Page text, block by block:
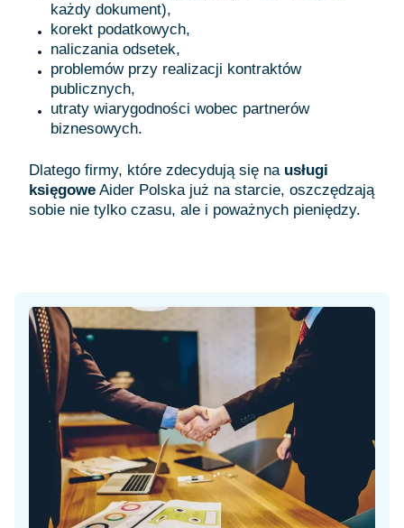
każdy dokument),
korekt podatkowych,
naliczania odsetek,
problemów przy realizacji kontraktów
publicznych,
utraty wiarygodności wobec partnerów
biznesowych.
Dlatego firmy, które zdecydują się na usługi
księgowe Aider Polska już na starcie, oszczędzają
sobie nie tylko czasu, ale i poważnych pieniędzy.